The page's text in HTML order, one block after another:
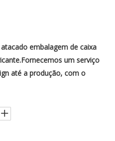
embalagem de caixa
um serviço
até a produção, com o